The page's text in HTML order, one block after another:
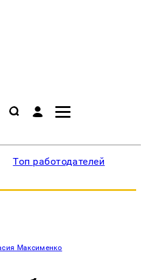
Топ работодателей
Максименко